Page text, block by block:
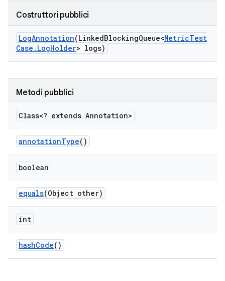
Costruttori pubblici
LogAnnotation(LinkedBlockingQueue<MetricTest
Case . LogHolder> logs)
Metodi pubblici
Class<? extends Annotation>
annotationType()
boolean
equals(Object other)
int
hashCode()